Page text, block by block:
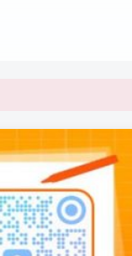
短视频教程等，长